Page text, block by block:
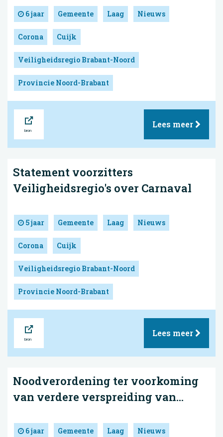
6 jaar Gemeente Laag Nieuws
Corona Cuijk
Veiligheidsregio Brabant-Noord
Provincie Noord-Brabant
Lees meer
Statement voorzitters
Veiligheidsregio's over Carnaval
5 jaar Gemeente Laag Nieuws
Corona Cuijk
Veiligheidsregio Brabant-Noord
Provincie Noord-Brabant
Lees meer
Noodverordening ter voorkoming
van verdere verspreiding van...
6 jaar Gemeente Laag Nieuws